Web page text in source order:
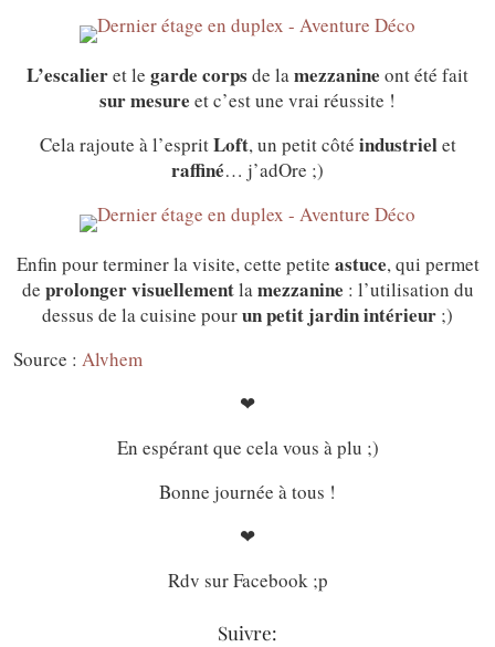
L’escalieret le garde corps de lamezzanine ont été fait
sur mesure et c’est une vrai réussite !
Cela rajoute à l’espritLoft, un petit côté industrielet
raffiné… j’adOre ;)
Enfin pour terminer la visite, cette petite astuce, qui permet
de prolongervisuellementlamezzanine : l’utilisation du
dessus de la cuisine pourun petit jardin intérieur ;)
Source : Alvhem
❤
En espérant que cela vous à plu ;)
Bonne journée à tous !
❤
Rdv sur Facebook ;p
Suivre: